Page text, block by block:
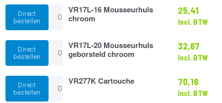
Direct
bestellen
VR17L-
Mousseurhuls
aantal
VR17L-16 Mousseurhuls
chroom
25,41
Incl. BTW
Direct
bestellen
VR17L-
Mousseurhuls
chroom
aantal
VR17L-20 Mousseurhuls
geborsteld chroom
32,67
Incl. BTW
Direct
bestellen
VR277K
Cartouche
aantal
VR277K Cartouche 70,18
Incl. BTW